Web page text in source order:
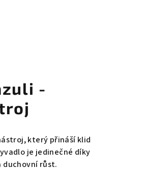
-
který přináší klid
je jedinečné díky
duchovní růst.